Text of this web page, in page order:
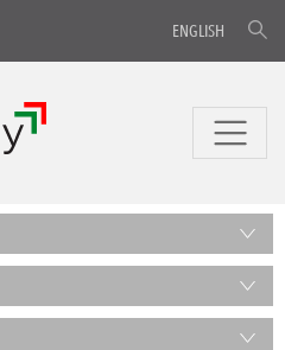
ENGLISH